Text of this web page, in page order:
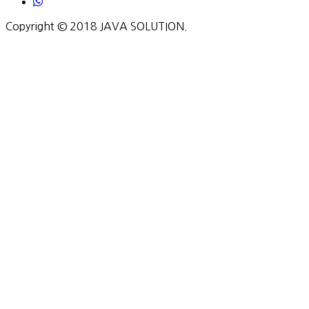
Copyright © 2018 JAVA SOLUTION.